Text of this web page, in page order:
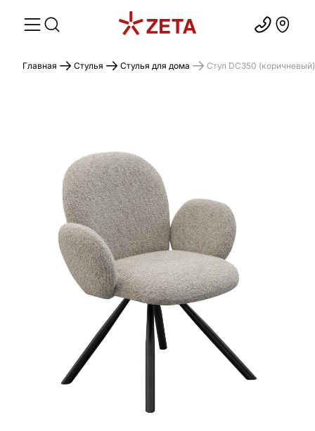
Главная Стулья Стулья для дома Стул DC350